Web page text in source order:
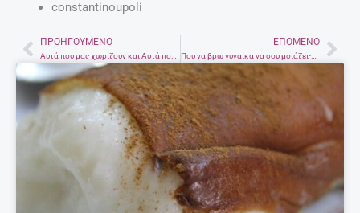
constantinoupoli
PrevΠΡΟΗΓΟΎΜΕΝΟ
Αυτά που μας χωρίζουν και Αυτά που μας ενώνουν-Μια συγκλονιστική διαφήμιση
ΕΠΌΜΕΝΟ
Που να βρω γυναίκα να σου μοιάζει-1939